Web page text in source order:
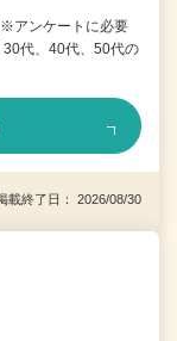
アンケートに必要
代、40代、50代の
終了日： 2026/08/30